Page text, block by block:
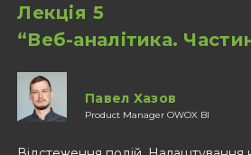
Лекція 5
“Веб-аналітика.
Павел Хазов
Product Manager OWOX BI